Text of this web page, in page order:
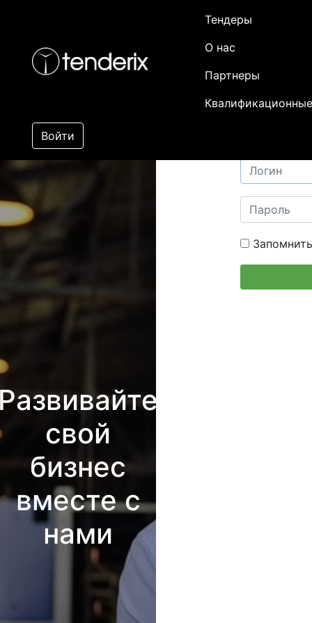
Тендеры
О нас
Партнеры
Войти
свой
бизнес
вместе с
нами